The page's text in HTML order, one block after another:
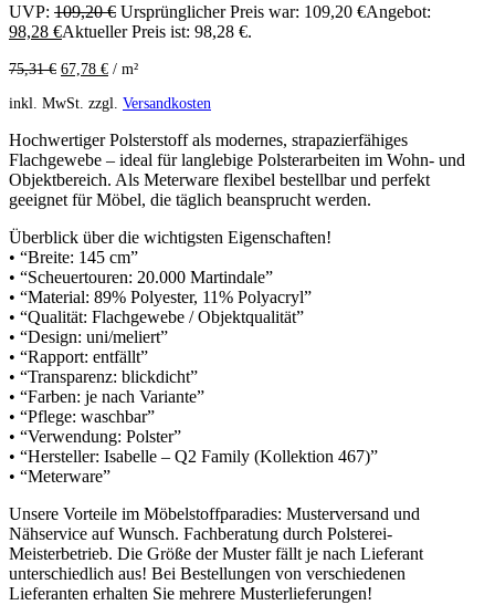
UVP: 109,20€ Ursprünglicher Preis war: 109,20 €Angebot:
98,28 €Aktueller Preis ist: 98,28 €.
75,31€ 67,78 € / m²
inkl. MwSt. zzgl. Versandkosten
Hochwertiger Polsterstoff als modernes, strapazierfähiges
Flachgewebe – ideal für langlebige Polsterarbeiten im Wohn- und
Objektbereich. Als Meterware flexibel bestellbar und perfekt
geeignet für Möbel, die täglich beansprucht werden.
Überblick über die wichtigsten Eigenschaften!
• “Breite: 145 cm”
• “Scheuertouren: 20.000 Martindale”
• “Material: 89% Polyester, 11% Polyacryl”
• “Qualität: Flachgewebe / Objektqualität”
• “Design: uni/meliert”
• “Rapport: entfällt”
• “Transparenz: blickdicht”
• “Farben: je nach Variante”
• “Pflege: waschbar”
• “Verwendung: Polster”
• “Hersteller: Isabelle – Q2 Family (Kollektion 467)”
• “Meterware”
Unsere Vorteile im Möbelstoffparadies: Musterversand und
Nähservice auf Wunsch. Fachberatung durch Polsterei-
Meisterbetrieb. Die Größe der Muster fällt je nach Lieferant
unterschiedlich aus! Bei Bestellungen von verschiedenen
Lieferanten erhalten Sie mehrere Musterlieferungen!